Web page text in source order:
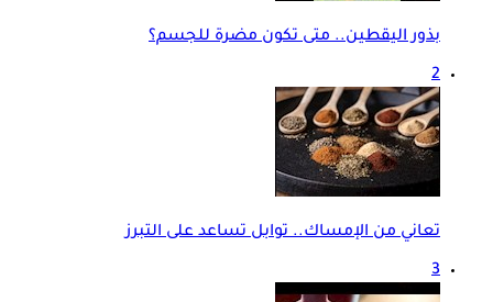
بذور اليقطين.. متى تكون مضرة للجسم؟
2
تعاني من الإمساك.. توابل تساعد على التبرز
3